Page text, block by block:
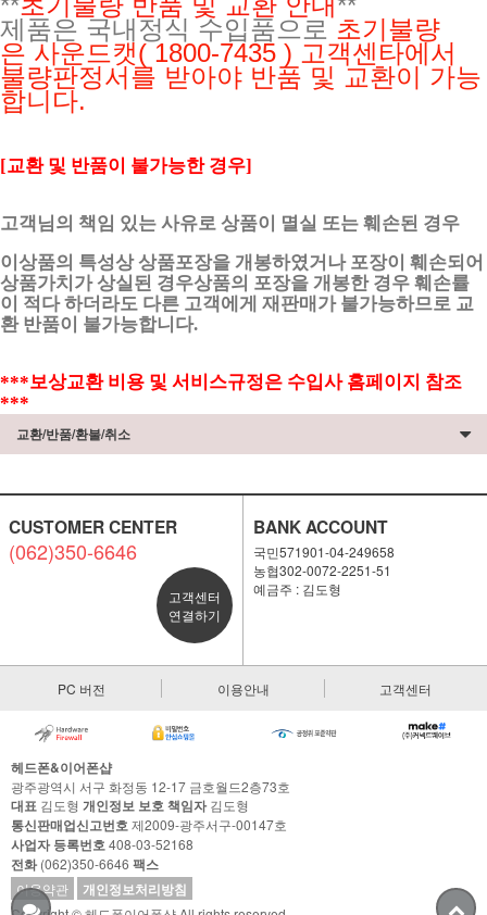
제품은 국내정식 수입품으로 초기불량
은 사운드캣( 1800-7435 ) 고객센타에서
불량판정서를 받아야 반품 및 교환이 가능
합니다.
[교환 및 반품이 불가능한 경우]
고객님의 책임 있는 사유로 상품이 멸실 또는 훼손된 경우
이상품의 특성상 상품포장을 개봉하였거나 포장이 훼손되어
상품가치가 상실된 경우상품의 포장을 개봉한 경우 훼손률
이 적다 하더라도 다른 고객에게 재판매가 불가능하므로 교
환 반품이 불가능합니다.
***보상교환 비용 및 서비스규정은 수입사 홈페이지 참조
***
교환/반품/환불/취소
CUSTOMER CENTER
(062)350-6646
고객센터
연결하기
BANK ACCOUNT
국민571901-04-249658
농협302-0072-2251-51
예금주 : 김도형
PC 버전 이용안내 고객센터
헤드폰&이어폰샵
광주광역시 서구 화정동 12-17 금호월드2층73호
대표 김도형 개인정보 보호 책임자김도형
통신판매업신고번호제2009-광주서구-00147호
사업자 등록번호408-03-52168
전화(062)350-6646 팩스
이용약관 개인정보처리방침